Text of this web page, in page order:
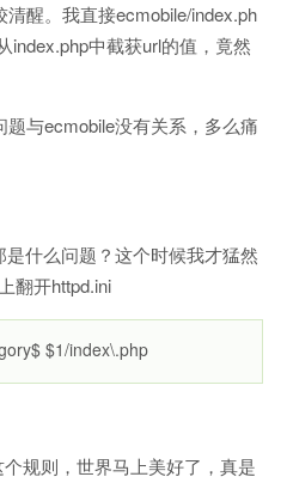
醒。我直接ecmobile/index.ph
index.php中截获url的值，竟然
与ecmobile没有关系，多么痛
什么问题？这个时候我才猛然
翻开httpd.ini
$1/index\.php
规则，世界马上美好了，真是